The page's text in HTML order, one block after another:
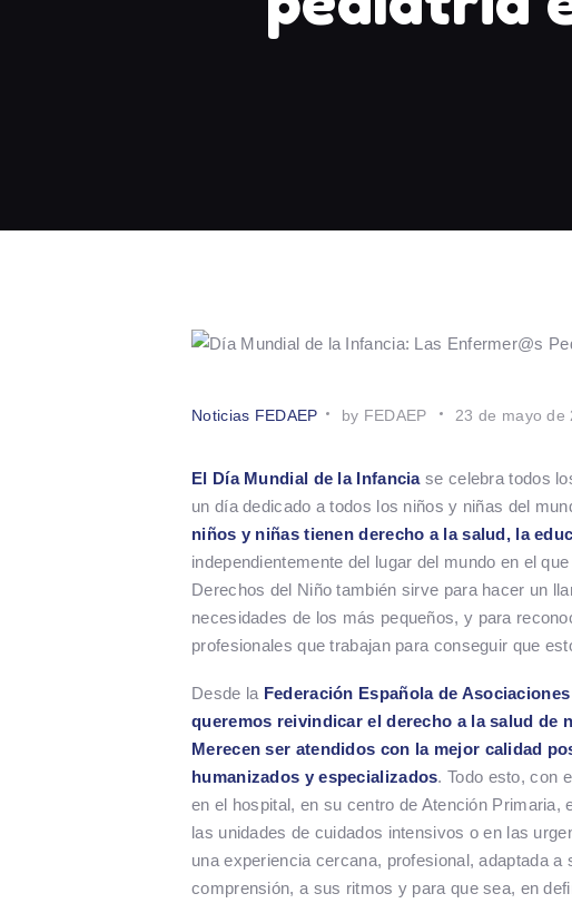
Noticias FEDAEP by FEDAEP 23 de mayo de
El Día Mundial de la Infanciase celebra todos
un día dedicado a todos los niños y niñas del
niños y niñas tienen derecho a la salud, la
independientemente del lugar del mundo en el
Derechos del Niño también sirve para hacer un
necesidades de los más pequeños, y para
profesionales que trabajan para conseguir que
Desde la Federación Española de
queremos reivindicar el derecho a la salud de
Merecen ser atendidos con la mejor calidad
humanizados y especializados. Todo esto, con
en el hospital, en su centro de Atención
las unidades de cuidados intensivos o en las
una experiencia cercana, profesional, adaptada
comprensión, a sus ritmos y para que sea, en